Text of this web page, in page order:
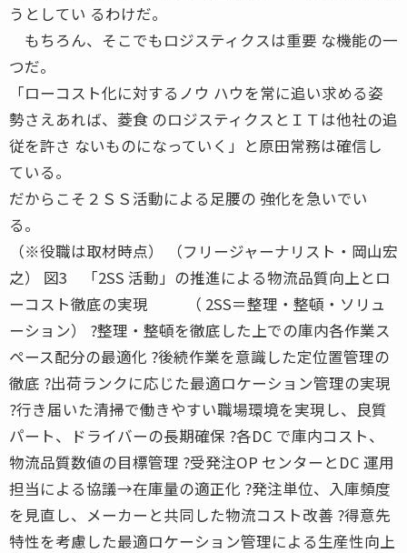
うとしてい るわけだ。
もちろん、そこでもロジスティクスは重要 な機能の一
つだ。
「ローコスト化に対するノウ ハウを常に追い求める姿
勢さえあれば、菱食 のロジスティクスとＩＴは他社の追
従を許さ ないものになっていく」と原田常務は確信し
ている。
だからこそ２ＳＳ活動による足腰の 強化を急いでい
る。
（※役職は取材時点） （フリージャーナリスト・岡山宏
之） 図3 「2SS 活動」の推進による物流品質向上とロ
ーコスト徹底の実現 （ 2SS＝整理・整頓・ソリュ
ーション） ?整理・整頓を徹底した上での庫内各作業ス
ペース配分の最適化 ?後続作業を意識した定位置管理の
徹底 ?出荷ランクに応じた最適ロケーション管理の実現
?行き届いた清掃で働きやすい職場環境を実現し、良質
パート、ドライバーの長期確保 ?各DC で庫内コスト、
物流品質数値の目標管理 ?受発注OP センターとDC 運用
担当による協議→在庫量の適正化 ?発注単位、入庫頻度
を見直し、メーカーと共同した物流コスト改善 ?得意先
特性を考慮した最適ロケーション管理による生産性向上